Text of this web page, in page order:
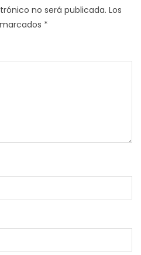
no será publicada. Los
*